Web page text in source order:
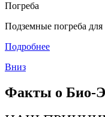
Погреба
Подземные погреба
Подробнее
Вниз
Факты о Био-